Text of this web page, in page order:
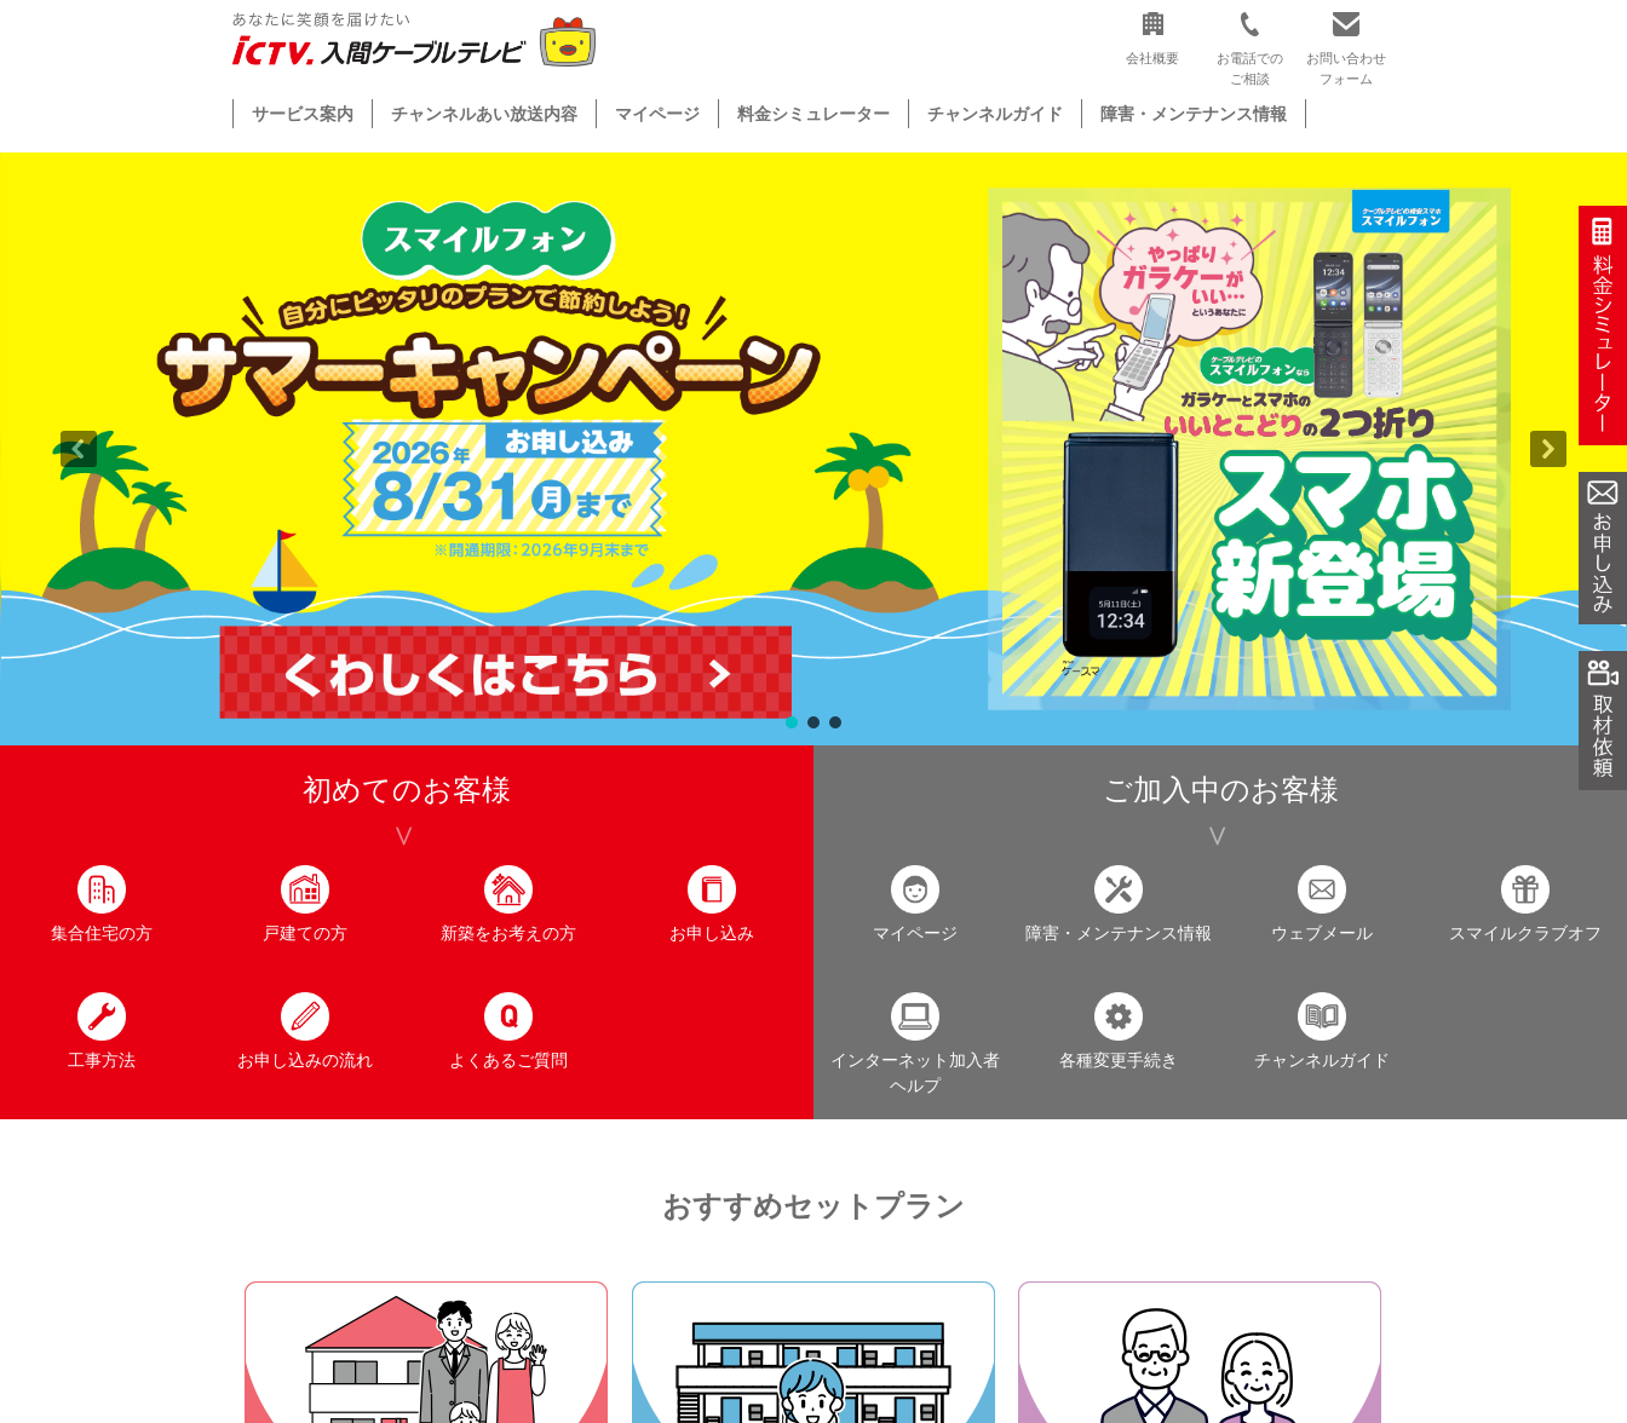
会社概要
お電話での
ご相談
お問い合わせ
フォーム
サービス案内 チャンネルあい放送内容 マイページ 料金シミュレーター チャンネルガイド 障害・メンテナンス情報
初めてのお客様
集合住宅の方 戸建ての方 新築をお考えの方 お申し込み
工事方法 お申し込みの流れ よくあるご質問
ご加入中のお客様
マイページ 障害・メンテナンス情報 ウェブメール スマイルクラブオフ
インターネット加入者
ヘルプ
各種変更手続き チャンネルガイド
おすすめセットプラン